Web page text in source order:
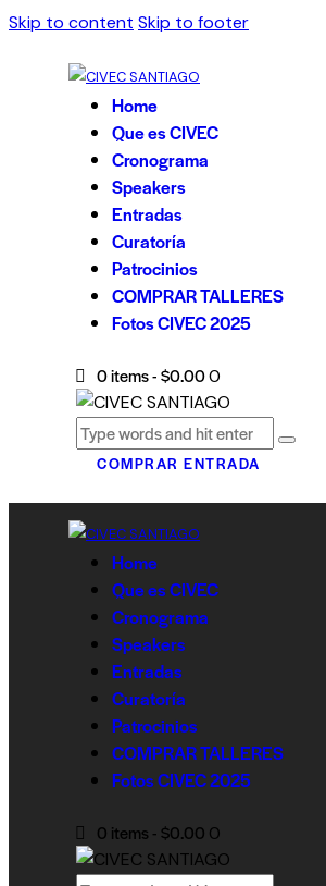
Skip to content Skip to footer
Home
Que es CIVEC
Cronograma
Speakers
Entradas
Curatoría
Patrocinios
COMPRAR TALLERES
Fotos CIVEC 2025
0 items- $0.000
COMPRAR ENTRADA
Home
Que es CIVEC
Cronograma
Speakers
Entradas
Curatoría
Patrocinios
COMPRAR TALLERES
Fotos CIVEC 2025
0 items - $0.00 0